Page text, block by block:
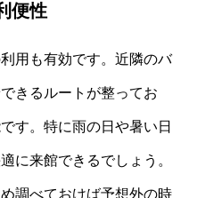
便性
用も有効です。近隣のバ
きるルートが整ってお
す。特に雨の日や暑い日
に来館できるでしょう。
調べておけば予想外の時